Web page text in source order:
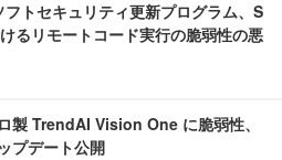
フトセキュリティ更新プログラム、S
るリモートコード実行の脆弱性の悪
製 TrendAI Vision One に脆弱性、
プデート公開